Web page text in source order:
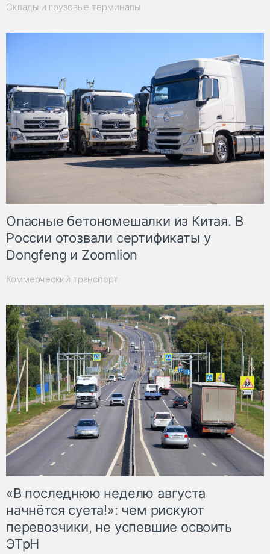
Склады и грузовые терминалы
Опасные бетономешалки из Китая. В
России отозвали сертификаты у
Dongfeng и Zoomlion
Коммерческий транспорт
«В последнюю неделю августа
начнётся суета!»: чем рискуют
перевозчики, не успевшие освоить
ЭТрН